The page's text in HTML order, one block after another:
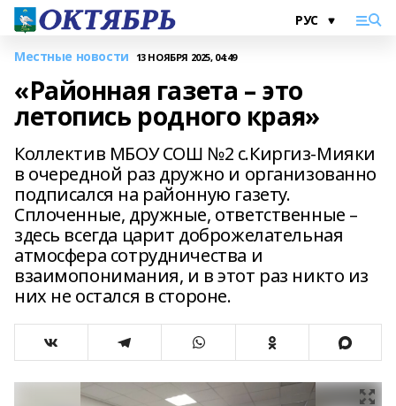
Местные новости 13 НОЯБРЯ 2025, 04:49
«Районная газета – это
летопись родного края»
Коллектив МБОУ СОШ №2 с.Киргиз-Мияки
в очередной раз дружно и организованно
подписался на районную газету.
Сплоченные, дружные, ответственные –
здесь всегда царит доброжелательная
атмосфера сотрудничества и
взаимопонимания, и в этот раз никто из
них не остался в стороне.